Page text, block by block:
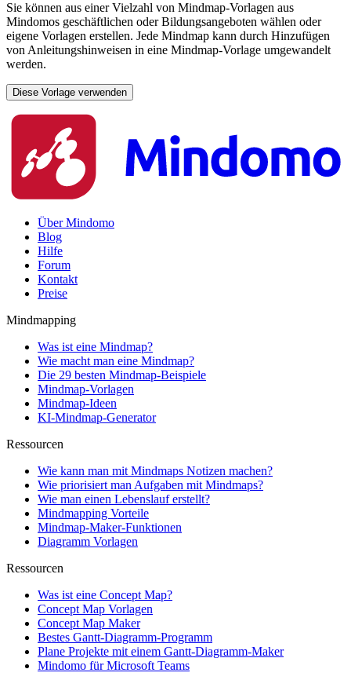
Sie können aus einer Vielzahl von Mindmap-Vorlagen aus
Mindomos geschäftlichen oder Bildungsangeboten wählen oder
eigene Vorlagen erstellen. Jede Mindmap kann durch Hinzufügen
von Anleitungshinweisen in eine Mindmap-Vorlage umgewandelt
werden.
Diese Vorlage verwenden
Über Mindomo
Blog
Hilfe
Forum
Kontakt
Preise
Mindmapping
Was ist eine Mindmap?
Wie macht man eine Mindmap?
Die 29 besten Mindmap-Beispiele
Mindmap-Vorlagen
Mindmap-Ideen
KI-Mindmap-Generator
Ressourcen
Wie kann man mit Mindmaps Notizen machen?
Wie priorisiert man Aufgaben mit Mindmaps?
Wie man einen Lebenslauf erstellt?
Mindmapping Vorteile
Mindmap-Maker-Funktionen
Diagramm Vorlagen
Ressourcen
Was ist eine Concept Map?
Concept Map Vorlagen
Concept Map Maker
Bestes Gantt-Diagramm-Programm
Plane Projekte mit einem Gantt-Diagramm-Maker
Mindomo für Microsoft Teams